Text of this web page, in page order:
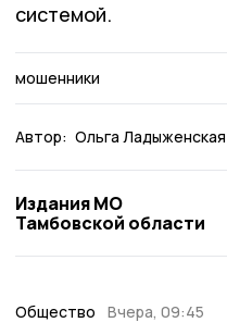
системой.
мошенники
Автор: Ольга Ладыженская
Издания МО
Тамбовской области
Общество Вчера, 09:45